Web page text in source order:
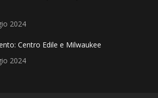
2024
Centro Edile e Milwaukee
2024